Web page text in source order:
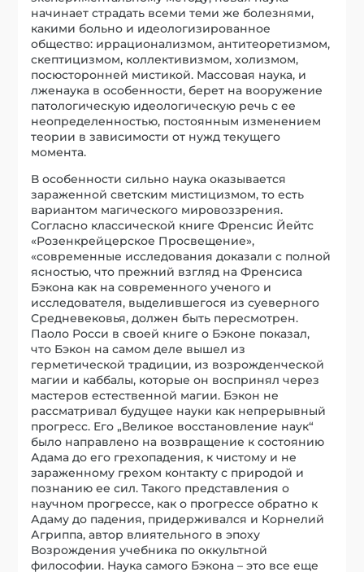
начинает страдать всеми теми же болезнями,
какими больно и идеологизированное
общество: иррационализмом, антитеоретизмом,
скептицизмом, коллективизмом, холизмом,
посюсторонней мистикой. Массовая наука, и
лженаука в особенности, берет на вооружение
патологическую идеологическую речь с ее
неопределенностью, постоянным изменением
теории в зависимости от нужд текущего
момента.
В особенности сильно наука оказывается
зараженной светским мистицизмом, то есть
вариантом магического мировоззрения.
Согласно классической книге Френсис Йейтс
«Розенкрейцерское Просвещение»,
«современные исследования доказали с полной
ясностью, что прежний взгляд на Френсиса
Бэкона как на современного ученого и
исследователя, выделившегося из суеверного
Средневековья, должен быть пересмотрен.
Паоло Росси в своей книге о Бэконе показал,
что Бэкон на самом деле вышел из
герметической традиции, из возрожденческой
магии и каббалы, которые он воспринял через
мастеров естественной магии. Бэкон не
рассматривал будущее науки как непрерывный
прогресс. Его „Великое восстановление наук“
было направлено на возвращение к состоянию
Адама до его грехопадения, к чистому и не
зараженному грехом контакту с природой и
познанию ее сил. Такого представления о
научном прогрессе, как о прогрессе обратно к
Адаму до падения, придерживался и Корнелий
Агриппа, автор влиятельного в эпоху
Возрождения учебника по оккультной
философии. Наука самого Бэкона – это все еще